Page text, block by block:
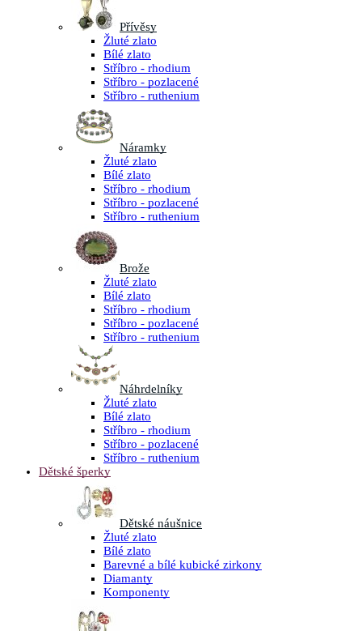
Přívěsy
Žluté zlato
Bílé zlato
Stříbro - rhodium
Stříbro - pozlacené
Stříbro - ruthenium
Náramky
Žluté zlato
Bílé zlato
Stříbro - rhodium
Stříbro - pozlacené
Stříbro - ruthenium
Brože
Žluté zlato
Bílé zlato
Stříbro - rhodium
Stříbro - pozlacené
Stříbro - ruthenium
Náhrdelníky
Žluté zlato
Bílé zlato
Stříbro - rhodium
Stříbro - pozlacené
Stříbro - ruthenium
Dětské šperky
Dětské náušnice
Žluté zlato
Bílé zlato
Barevné a bílé kubické zirkony
Diamanty
Komponenty